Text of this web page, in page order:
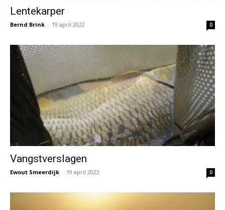
Lentekarper
Bernd Brink - 19 april 2022 0
Vangstverslagen
Ewout Smeerdijk - 19 april 2022 0